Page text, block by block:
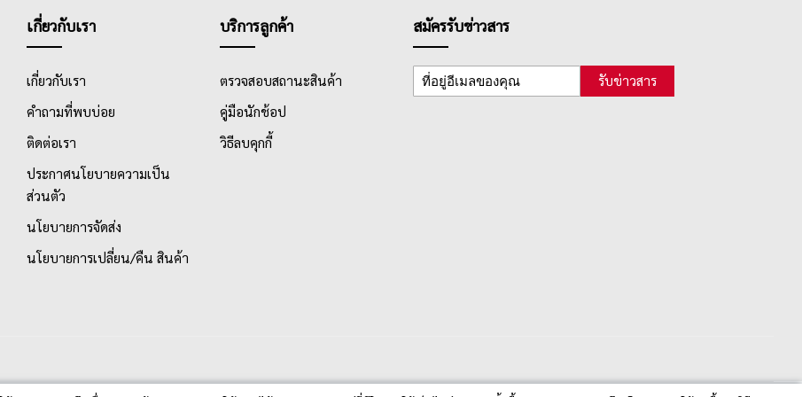
เกี่ยวกับเรา
เกี่ยวกับเรา
คำถามที่พบบ่อย
ติดต่อเรา
ประกาศนโยบายความเป็น
ส่วนตัว
นโยบายการจัดส่ง
นโยบายการเปลี่ยน/คืน สินค้า
บริการลูกค้า
ตรวจสอบสถานะสินค้า
คู่มือนักช้อป
วิธีลบคุกกี้
สมัครรับข่าวสาร
รับข่าวสาร